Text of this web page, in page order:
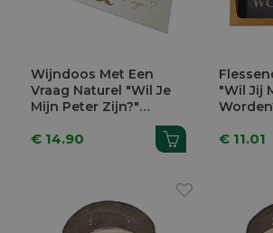
Wijndoos Met Een
Vraag Naturel "Wil Je
Mijn Peter Zijn?"
€ 14.90
"Wil Jij
€ 11.01